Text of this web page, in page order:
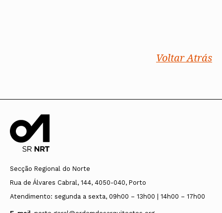
Voltar Atrás
Secção Regional do Norte
Rua de Álvares Cabral, 144, 4050-040, Porto
Atendimento: segunda a sexta, 09h00 – 13h00 | 14h00 – 17h00